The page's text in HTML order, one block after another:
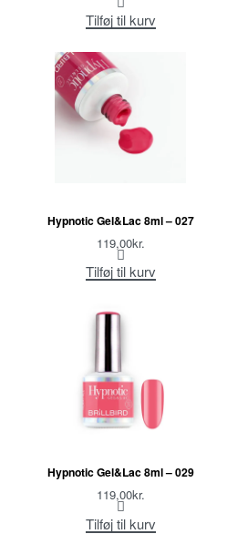
Tilføj til kurv
Hypnotic Gel&Lac 8ml – 027
119,00kr.
Tilføj til kurv
Hypnotic Gel&Lac 8ml – 029
119,00kr.
Tilføj til kurv